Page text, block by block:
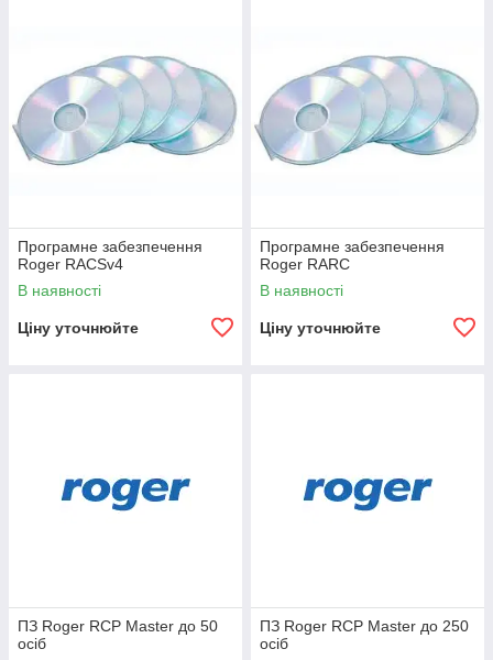
Програмне забезпечення
Roger RACSv4
В наявності
Ціну уточнюйте
Програмне забезпечення
Roger RARC
В наявності
Ціну уточнюйте
ПЗ Roger RCP Master до 50
осіб
ПЗ Roger RCP Master до 250
осіб